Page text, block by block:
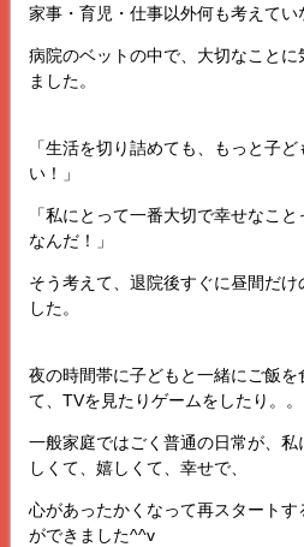
家事・育児・仕事以外何も考えてい
病院のベットの中で、大切なこと
ました。
「生活を切り詰めても、もっと子
い！」
「私にとって一番大切で幸せなこ
なんだ！」
そう考えて、退院後すぐに昼間だ
した。
夜の時間帯に子どもと一緒にご飯を
て、TVを見たりゲームをしたり。。
一般家庭ではごく普通の日常が、私
しくて、嬉しくて、幸せで、
心があったかくなって再スタートす
ができました^^v